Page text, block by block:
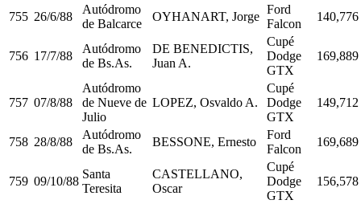
755 26/6/88
Autódromo
de Balcarce
OYHANART, Jorge
Ford
Falcon
140,776
756 17/7/88
Autódromo
de Bs.As.
DE BENEDICTIS,
Juan A.
Cupé
Dodge
GTX
169,889
757 07/8/88
Autódromo
de Nueve de
Julio
LOPEZ, Osvaldo A.
Cupé
Dodge
GTX
149,712
758 28/8/88
Autódromo
de Bs.As.
BESSONE, Ernesto
Ford
Falcon
169,689
759 09/10/88
Santa
Teresita
CASTELLANO,
Oscar
Cupé
Dodge
GTX
156,578